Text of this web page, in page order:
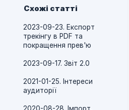
Схожі статті
2023-09-23. Експорт
трекінгу в PDF та
покращення прев'ю
2023-09-17. Звіт 2.0
2021-01-25. Інтереси
аудиторії